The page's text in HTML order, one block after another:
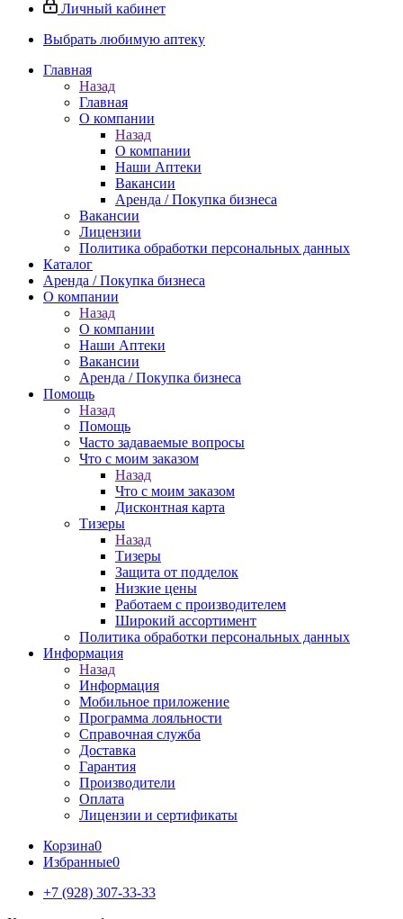
Личный кабинет
Выбрать любимую аптеку
Главная
Назад
Главная
О компании
Назад
О компании
Наши Аптеки
Вакансии
Аренда / Покупка бизнеса
Вакансии
Лицензии
Политика обработки персональных данных
Каталог
Аренда / Покупка бизнеса
О компании
Назад
О компании
Наши Аптеки
Вакансии
Аренда / Покупка бизнеса
Помощь
Назад
Помощь
Часто задаваемые вопросы
Что с моим заказом
Назад
Что с моим заказом
Дисконтная карта
Тизеры
Назад
Тизеры
Защита от подделок
Низкие цены
Работаем с производителем
Широкий ассортимент
Политика обработки персональных данных
Информация
Назад
Информация
Мобильное приложение
Программа лояльности
Справочная служба
Доставка
Гарантия
Производители
Оплата
Лицензии и сертификаты
Корзина0
Избранные0
+7 (928) 307-33-33